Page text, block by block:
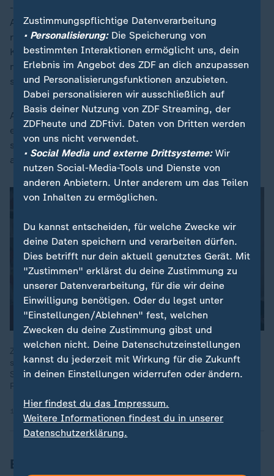
- allerdings nicht wegen ihrer sportlichen
Aussagekraft, sondern wegen der Begleitumstände
rund um das iranische Nationalteam. Während der
Krieg zwischen den USA und Iranweiter andauert,
musste das Team von Trainer Amir Ghalenoei schon
sein WM-Quartier nach Mexiko verlagern.
Am Dienstag in Los Angeles wird mit Spannung
erwartet, mit welchen Begleitumständen das Spiel
stattfinden kann - und ob US-Präsident
auch einen Kommentar dazu abgeben wird.
Zwischen Fußballfieber und Nachtruhe: Nach 22 Uhr gelten
strenge Lärmgrenzen, drinnen wie draußen. Welche
Sonderregeln für Fußballabende gelten und worauf
Fußballfans achten sollten.
England gegen Kroatien, 17.06.2026,
Zustimmungspflichtige Datenverarbeitung
• Personalisierung:Die Speicherung von
bestimmten Interaktionen ermöglicht uns, dein
Erlebnis im Angebot des ZDF an dich anzupassen
und Personalisierungsfunktionen anzubieten.
Dabei personalisieren wir ausschließlich auf
Basis deiner Nutzung von ZDF Streaming, der
ZDFheute und ZDFtivi. Daten von Dritten werden
von uns nicht verwendet.
• Social Media und externe Drittsysteme:Wir
nutzen Social-Media-Tools und Dienste von
anderen Anbietern. Unter anderem um das Teilen
von Inhalten zu ermöglichen.
Du kannst entscheiden, für welche Zwecke wir
deine Daten speichern und verarbeiten dürfen.
Dies betrifft nur dein aktuell genutztes Gerät. Mit
"Zustimmen" erklärst du deine Zustimmung zu
unserer Datenverarbeitung, für die wir deine
Einwilligung benötigen. Oder du legst unter
"Einstellungen/Ablehnen" fest, welchen
Zwecken du deine Zustimmung gibst und
welchen nicht. Deine Datenschutzeinstellungen
kannst du jederzeit mit Wirkung für die Zukunft
in deinen Einstellungen widerrufen oder ändern.
Hier findest du das Impressum.
Weitere Informationen findest du in unserer
Datenschutzerklärung.